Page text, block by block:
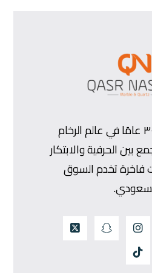
بخبرة أكثر من ٣٠ عامًا في عالم الرخام
بين الحرفية والابتكار
فاخرة تخدم السوق